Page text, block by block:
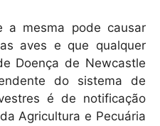
a mesma pode causar
aves e que qualquer
Doença de Newcastle
do sistema de
é de notificação
Agricultura e Pecuária